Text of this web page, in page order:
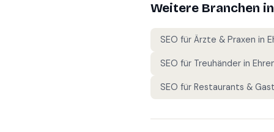
Weitere Branchen
SEO für Ärzte & Praxen in
SEO für Treuhänder in
SEO für Restaurants &